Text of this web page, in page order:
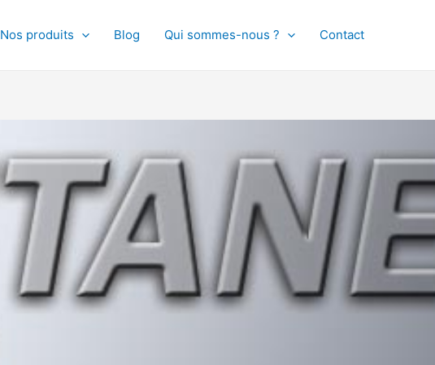
Nos produits Blog Qui sommes-nous ? Contact